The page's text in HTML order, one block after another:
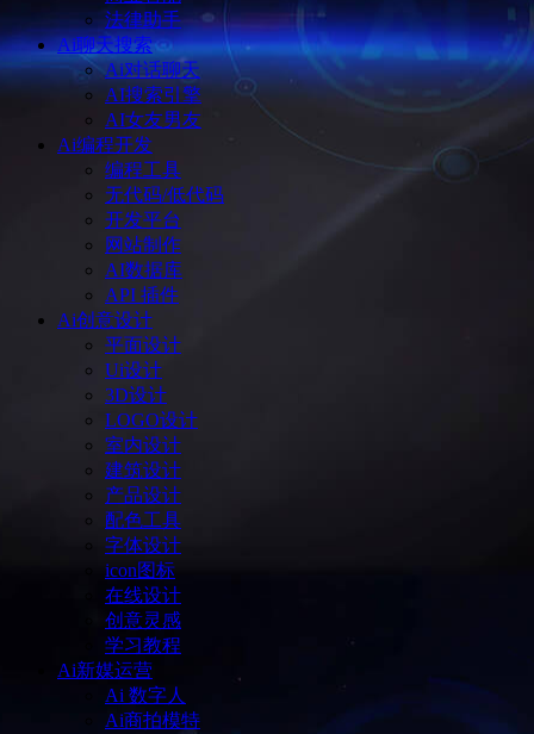
法律助手
Ai聊天搜索
Ai对话聊天
AI搜索引擎
AI女友男友
Ai编程开发
编程工具
无代码/低代码
开发平台
网站制作
AI数据库
API 插件
Ai创意设计
平面设计
Ui设计
3D设计
LOGO设计
室内设计
建筑设计
产品设计
配色工具
字体设计
icon图标
在线设计
创意灵感
学习教程
Ai新媒运营
Ai 数字人
Ai商拍模特